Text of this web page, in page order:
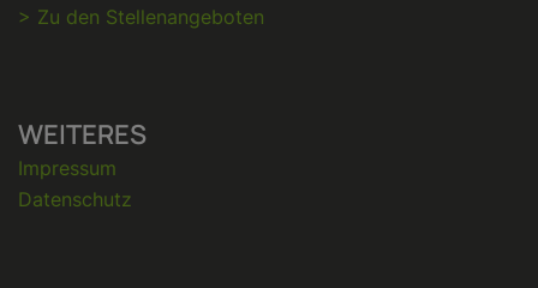
> Zu den Stellenangeboten
WEITERES
Impressum
Datenschutz